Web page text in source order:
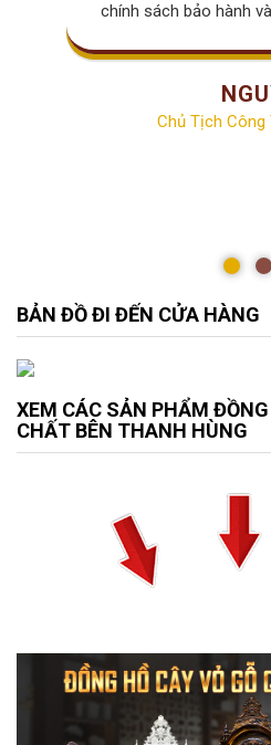
chính sách bảo hành
Chủ Tịch Công
BẢN ĐỒ ĐI ĐẾN CỬA HÀNG
XEM CÁC SẢN PHẨM
CHẤT BÊN THANH HÙNG